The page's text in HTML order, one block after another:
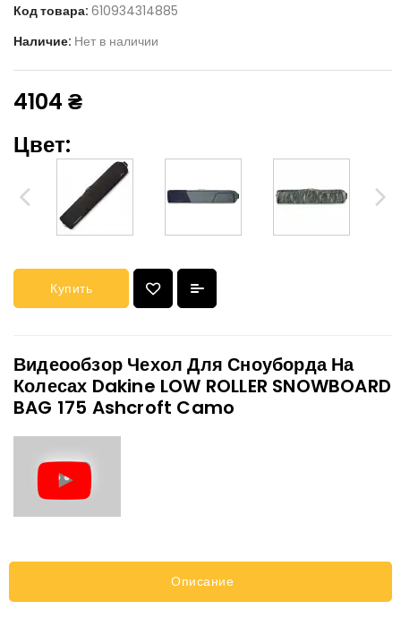
Код товара: 610934314885
Наличие: Нет в наличии
4104 ₴
Цвет:
Купить
Видеообзор Чехол Для Сноуборда На
Колесах Dakine LOW ROLLER SNOWBOARD
BAG 175 Ashcroft Camo
Описание